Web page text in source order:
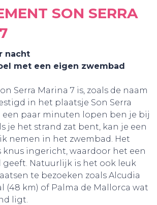
BELEEF!
SON SERRA
nacht
met een eigen zwembad
Serra Marina 7 is, zoals de naam
in het plaatsje Son Serra
een paar minuten lopen ben je bij
je het strand zat bent, kan je een
nemen in het zwembad. Het
ingericht, waardoor het een
geeft. Natuurlijk is het ook leuk
te bezoeken zoals Alcudia
(48 km) of Palma de Mallorca wat
ligt.